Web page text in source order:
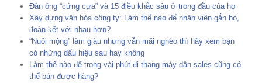
Đàn ông “cứng cựa” và 15 điều khắc sâu ở trong đầu của họ
Xây dựng văn hóa công ty: Làm thế nào để nhân viên gắn bó,
đoàn kết với nhau hơn?
“Nuôi mộng” làm giàu nhưng vẫn mãi nghèo thì hãy xem bạn
có những dấu hiệu sau hay không
Làm thế nào để trong vài phút đi thang máy dân sales cũng có
thể bán được hàng?